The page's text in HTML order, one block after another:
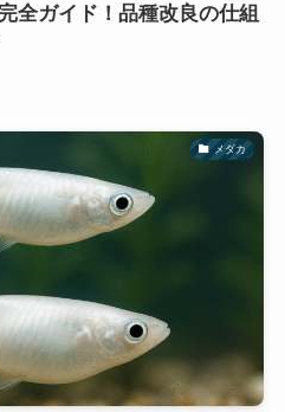
全ガイド！品種改良の仕組
メダカ